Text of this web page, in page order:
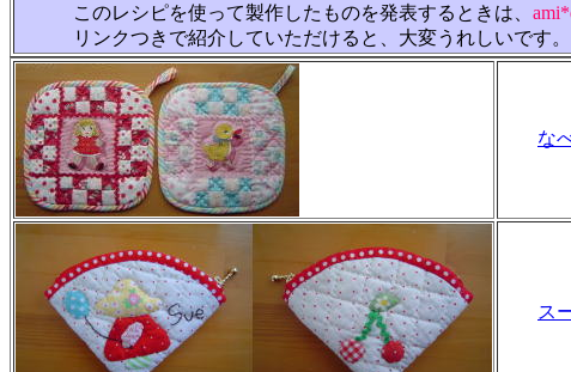
このレシピを使って製作したものを発表するときは、
リンクつきで紹介していただけると、大変うれしいです。
な
ス